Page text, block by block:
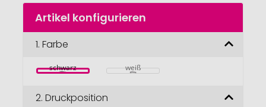
Zum
Anfang
Bildgalerie
Artikel konfigurieren
1. Farbe
schwarz weiß
2. Druckposition